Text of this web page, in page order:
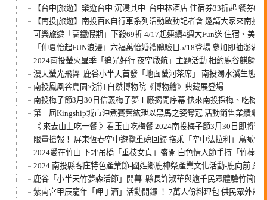
【台中|旅遊】樂遊台中 沉浸其中 台中林酒店 住宿券33折起 餐券88
【南投|旅遊】南投百K自行車系列活動啟動記者會 邀請大家來南投
可樂旅遊「高鐵假期」下殺69折 4/17起連續4週大Fun送 住宿、美
「仲夏怡起FUN浪漫」六福萬怡婚禮體驗日5/18登場 參加即抽澎湖
2024南投螢火蟲季「追光好行.夜空啟航」主題活動 相約鹿谷麒麟潭
漫天螢光飛舞 鹿谷小半天首發「地面螢河茶席」 南投濁水溪生態藝
南投鳳凰谷鳥園×浙江自然博物院《博物繪》典藏展登場
南投梅子節3月30日信義梅子夢工廠揭開序幕 快來南投採梅、吃梅
第三屆Kingship城市沖煮賽葉紘玴以黑馬之姿奪冠 活動銷售業績飆
《 來去山上吃一餐 》看玉山吃梅餐 2024南投梅子節3月30日即將登
限量搶報！ 屏東恆春空中遊覽重磅回歸 搭乘「空中法拉利」鳥瞰恆
2024愛在竹山 下坪吊橋「垂枝女貞」盛開 白色情人節手持「竹棒金
2024 南投縣客庄特色產業節-國姓鄉鹿神祭產業文化活動-鹿向前 跑
鹿谷「小半天竹夢森活節」開幕 縣長許淑華與逾千民眾體驗竹筒飯
紫南宮甲辰龍年「呷丁酒」活動開鑼 ！ 7萬人份料理包 供民眾外帶